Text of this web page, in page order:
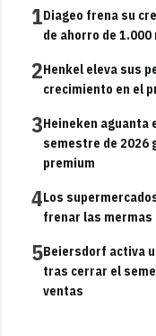
1Diageo frena su
de ahorro de
2Henkel eleva sus
crecimiento en el
3Heineken aguanta
semestre de 2026
premium
4Los
frenar las mermas
5Beiersdorf activa
tras cerrar el
ventas